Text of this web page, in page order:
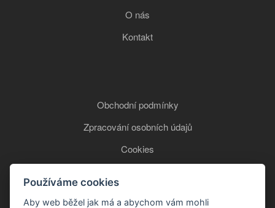
O nás
Kontakt
Obchodní podmínky
Zpracování osobních údajů
Cookies
+420 777 850 465
Používáme cookies
Aby web běžel jak má a abychom vám mohli